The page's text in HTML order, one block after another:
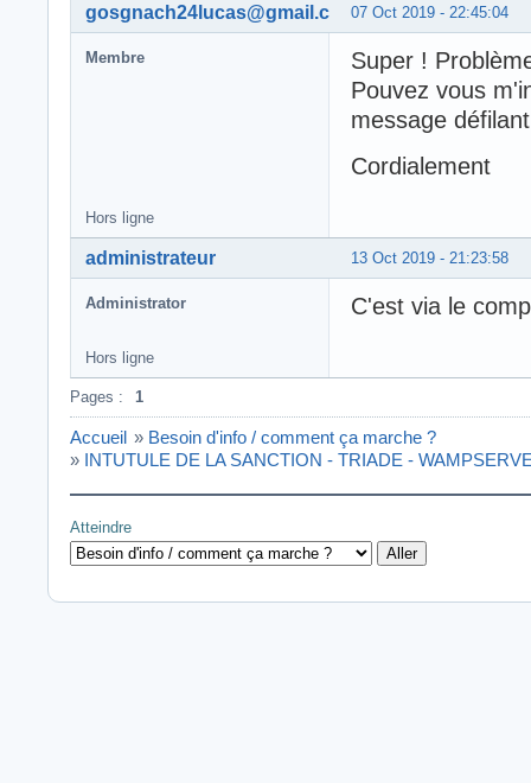
07 Oct 2019 - 22:45:04
gosgnach24lucas@gmail.com
Membre
Super !
Pouvez vous
message
Cordialement
Hors ligne
13 Oct 2019 - 21:23:58
administrateur
Administrator C'est via le
Hors ligne
Pages : 1
Accueil » Besoin d'info / comment ça marche ?
» INTUTULE DE LA SANCTION - TRIADE -
Atteindre